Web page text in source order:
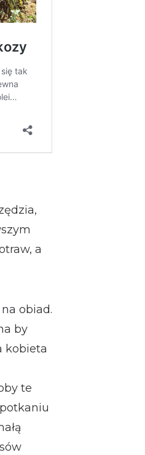
a
obiad.
by
kobieta
te